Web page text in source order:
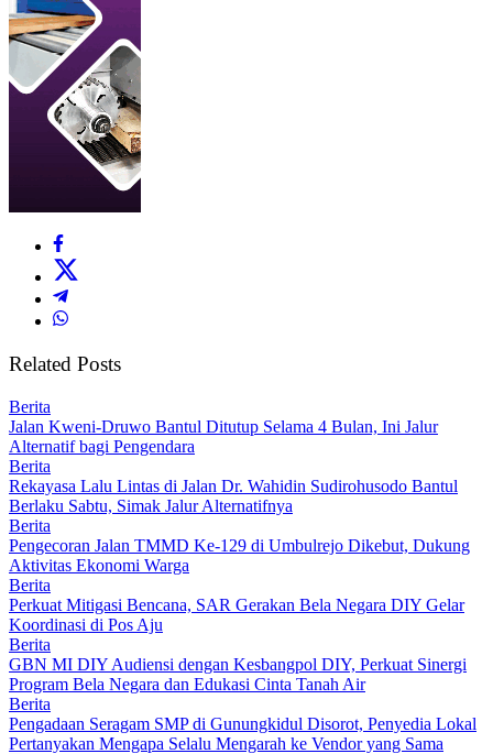
Related Posts
Berita
Jalan Kweni-Druwo Bantul Ditutup Selama 4 Bulan, Ini Jalur
Alternatif bagi Pengendara
Berita
Rekayasa Lalu Lintas di Jalan Dr. Wahidin Sudirohusodo Bantul
Berlaku Sabtu, Simak Jalur Alternatifnya
Berita
Pengecoran Jalan TMMD Ke-129 di Umbulrejo Dikebut, Dukung
Aktivitas Ekonomi Warga
Berita
Perkuat Mitigasi Bencana, SAR Gerakan Bela Negara DIY Gelar
Koordinasi di Pos Aju
Berita
GBN MI DIY Audiensi dengan Kesbangpol DIY, Perkuat Sinergi
Program Bela Negara dan Edukasi Cinta Tanah Air
Berita
Pengadaan Seragam SMP di Gunungkidul Disorot, Penyedia Lokal
Pertanyakan Mengapa Selalu Mengarah ke Vendor yang Sama